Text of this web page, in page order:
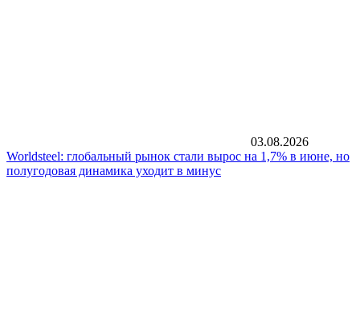
03.08.2026
Worldsteel: глобальный рынок стали вырос на 1,7% в июне, но
полугодовая динамика уходит в минус